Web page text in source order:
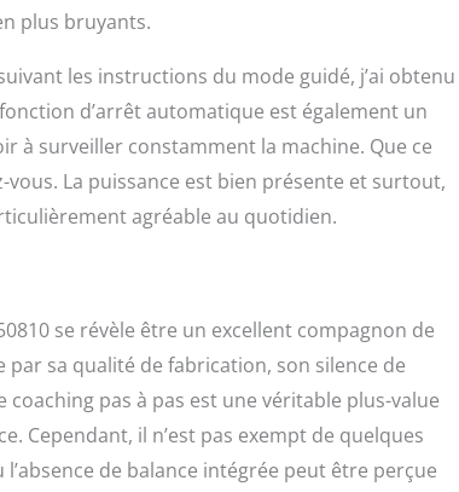
plus bruyants.
les instructions du mode guidé, j’ai obtenu
d’arrêt automatique est également un
à surveiller constamment la machine. Que ce
La puissance est bien présente et surtout,
agréable au quotidien.
se révèle être un excellent compagnon de
sa qualité de fabrication, son silence de
pas à pas est une véritable plus-value
Cependant, il n’est pas exempt de quelques
de balance intégrée peut être perçue